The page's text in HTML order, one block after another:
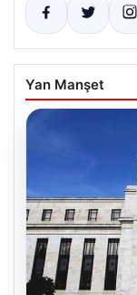
Yan Manşet